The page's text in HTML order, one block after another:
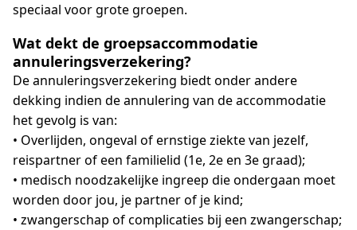
speciaal voor grote groepen.
Wat dekt de groepsaccommodatie
annuleringsverzekering?
De annuleringsverzekering biedt onder andere
dekking indien de annulering van de accommodatie
het gevolg is van:
• Overlijden, ongeval of ernstige ziekte van jezelf,
reispartner of een familielid (1e, 2e en 3e graad);
• medisch noodzakelijke ingreep die ondergaan moet
worden door jou, je partner of je kind;
• zwangerschap of complicaties bij een zwangerschap;